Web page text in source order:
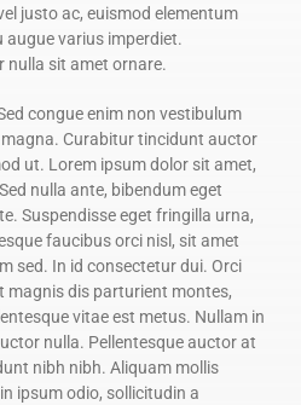
justo ac, euismod elementum
augue varius imperdiet.
nulla sit amet ornare.
congue enim non vestibulum
Curabitur tincidunt auctor
ut. Lorem ipsum dolor sit amet,
nulla ante, bibendum eget
Suspendisse eget fringilla urna,
faucibus orci nisl, sit amet
sed. In id consectetur dui. Orci
magnis dis parturient montes,
vitae est metus. Nullam in
nulla. Pellentesque auctor at
nibh nibh. Aliquam mollis
ipsum odio, sollicitudin a